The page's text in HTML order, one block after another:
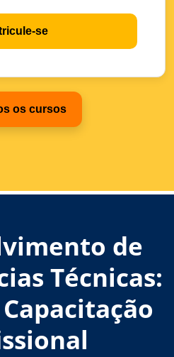
se
os cursos
de
Técnicas: